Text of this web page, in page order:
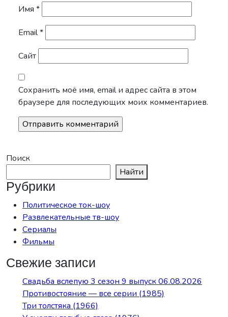
Имя *
Email*
Сайт
Сохранить моё имя, email и адрес сайта в этом
браузере для последующих моих комментариев.
Поиск
Найти
Рубрики
Политическое ток-шоу
Развлекательные тв-шоу
Сериалы
Фильмы
Свежие записи
Свадьба вслепую 3 сезон 9 выпуск 06.08.2026
Противостояние — все серии (1985)
Три толстяка (1966)